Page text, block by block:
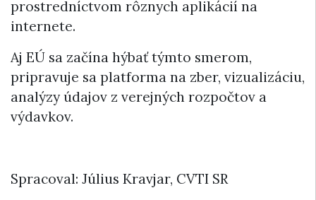
prostredníctvom rôznych aplikácií na
internete.
Aj EÚ sa začína hýbať týmto smerom,
pripravuje sa platforma na zber, vizualizáciu,
analýzy údajov z verejných rozpočtov a
výdavkov.
Spracoval: Július Kravjar, CVTI SR